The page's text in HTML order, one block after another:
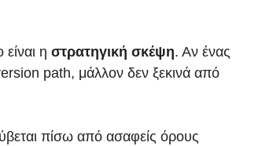
η στρατηγική σκέψη. Αν ένας
path, μάλλον δεν ξεκινά από
πίσω από ασαφείς όρους